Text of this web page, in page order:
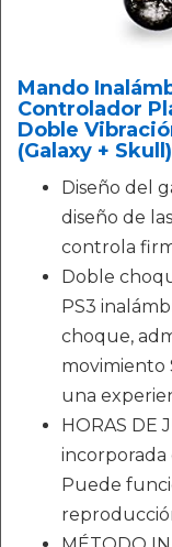
Mando
Controlador
Doble
(Galaxy + Skull)
Diseño del
diseño de
controla
Doble
PS3
choque,
movimiento
una
HORAS DE
incorporada
Puede